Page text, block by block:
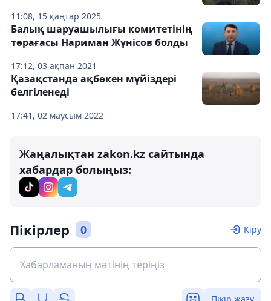
11:08, 15 қаңтар 2025
17:12, 03 ақпан 2021
Балық шаруашылығы комитетінің
төрағасы Нариман Жүнісов болды
17:41, 02 маусым 2022
Қазақстанда ақбөкен мүйіздері
белгіленеді
Жаңалықтан zakon.kz сайтында
хабардар болыңыз:
Пікірлер 0 Кіру